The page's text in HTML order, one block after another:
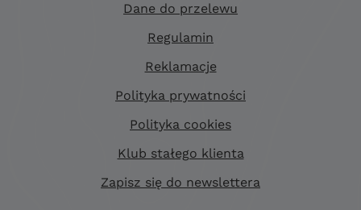
Dane do przelewu
Regulamin
Reklamacje
Polityka prywatności
Polityka cookies
Klub stałego klienta
Zapisz się do newslettera